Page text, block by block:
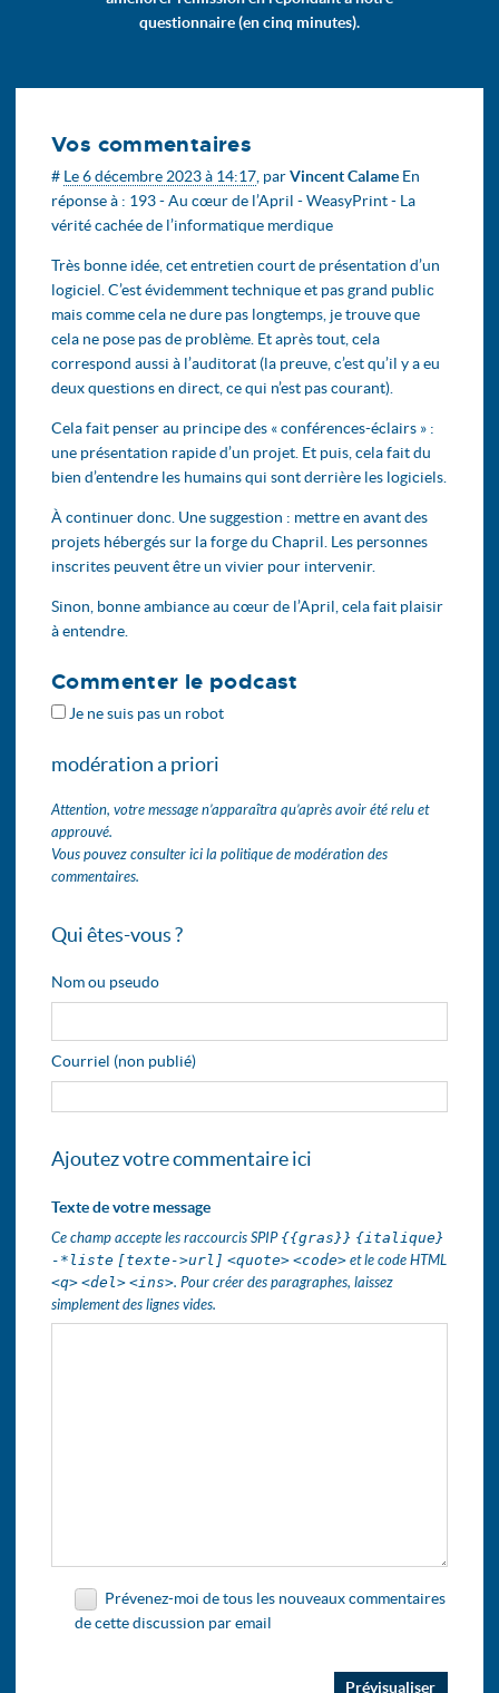
questionnaire (en cinq minutes).
Vos commentaires
# Le 6 décembre 2023 à 14:17 parVincent Calame En
réponse à : 193 - Au cœur de l’April - WeasyPrint - La
vérité cachée de l’informatique merdique
Très bonne idée, cet entretien court de présentation d’un
logiciel. C’est évidemment technique et pas grand public
mais comme cela ne dure pas longtemps, je trouve que
cela ne pose pas de problème. Et après tout, cela
correspond aussi à l’auditorat (la preuve, c’est qu’il y a eu
deux questions en direct, ce qui n’est pas courant).
Cela fait penser au principe des « conférences-éclairs » :
une présentation rapide d’un projet. Et puis, cela fait du
bien d’entendre les humains qui sont derrière les logiciels.
À continuer donc. Une suggestion : mettre en avant des
projets hébergés sur la forge du Chapril. Les personnes
inscrites peuvent être un vivier pour intervenir.
Sinon, bonne ambiance au cœur de l’April, cela fait plaisir
à entendre.
Commenter le podcast
Je ne suis pas un robot
modération a priori
Attention, votre message n’apparaîtra qu’après avoir été relu et
approuvé.
Vous pouvez consulter ici la politique de modération des
commentaires.
Qui êtes-vous ?
Nom ou pseudo
Courriel (non publié)
Ajoutez votre commentaire ici
Texte de votre message
Ce champ accepte les raccourcis SPIP {{gras}} {italique}
-*liste [texte->url] <quote> <code> et le code HTML
<q> <del> <ins>. Pour créer des paragraphes, laissez
simplement des lignes vides.
Prévenez-moi de tous les nouveaux commentaires
de cette discussion par email